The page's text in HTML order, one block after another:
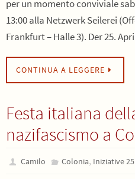
per un momento conviviale
13:00 alla Netzwerk Seilerei
Frankfurt – Halle 3). Der 25.
CONTINUA A LEGGERE
Festa italiana
nazifascismo a
Camilo Colonia, Iniziative